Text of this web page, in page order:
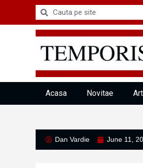
Acasa Novitae
Dan Vardie June 11,